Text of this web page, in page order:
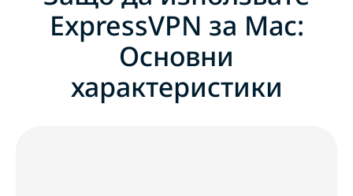
ExpressVPN за Mac:
Основни
характеристики